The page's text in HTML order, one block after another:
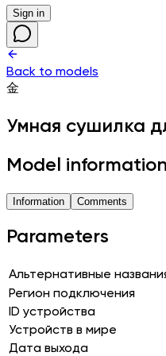
Sign in
Back to models
金
Умная сушилка
Model
Information Comments
Parameters
Альтернативные
Регион подключения
ID устройства
Устройств в мире
Дата выхода